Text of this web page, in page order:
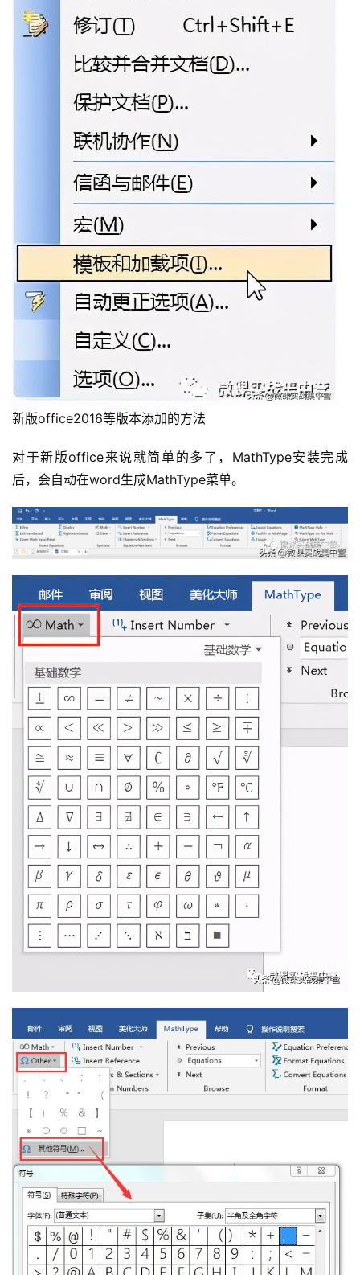
新版office2016等版本添加的方法
对于新版office来说就简单的多了，MathType安装完成
后，会自动在word生成MathType菜单。